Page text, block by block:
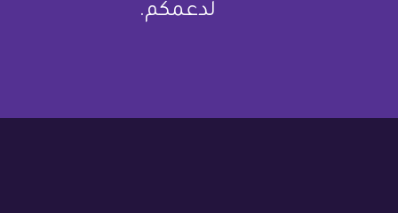
لدعمكم.